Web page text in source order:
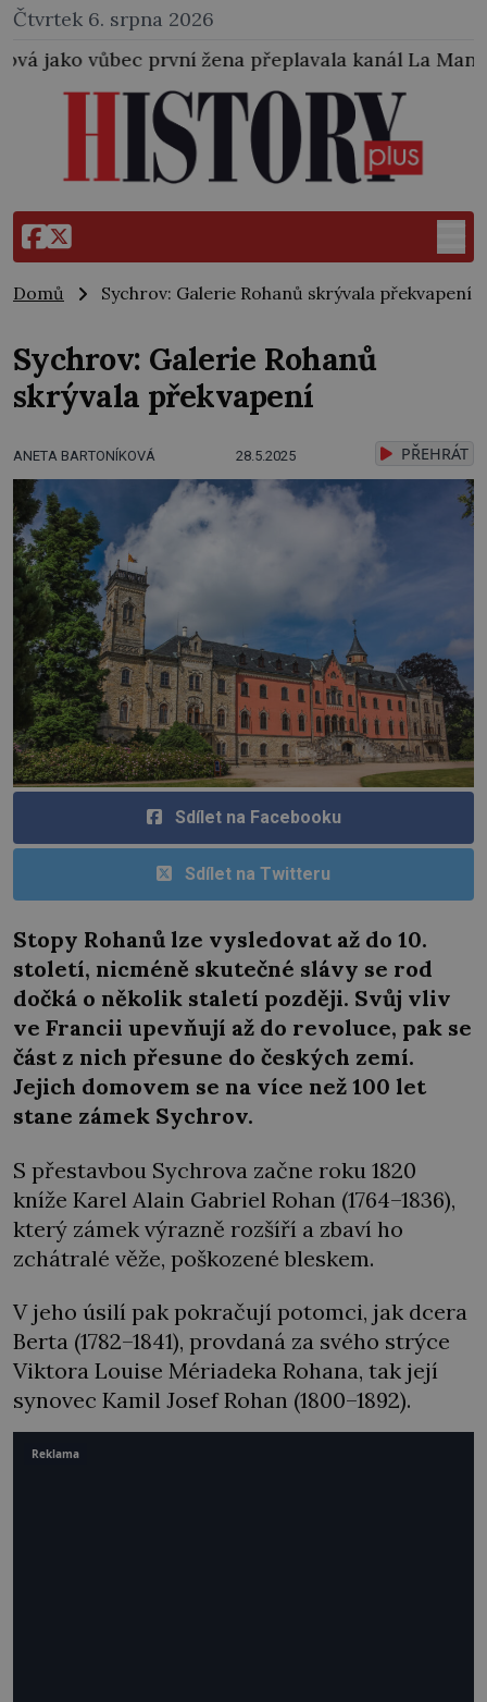
Čtvrtek 6. srpna 2026
přeplavala kanál La Manche. Zabralo jí to
Domů Sychrov: Galerie Rohanů skrývala překvapení
Sychrov: Galerie Rohanů
skrývala překvapení
ANETA BARTONÍKOVÁ 28.5.2025 PŘEHRÁT
Sdílet na Facebooku
Sdílet na Twitteru
Stopy Rohanů lze vysledovat až do 10.
století, nicméně skutečné slávy se rod
dočká o několik staletí později. Svůj vliv
ve Francii upevňují až do revoluce, pak se
část z nich přesune do českých zemí.
Jejich domovem se na více než 100 let
stane zámek Sychrov.
S přestavbou Sychrova začne roku 1820
kníže Karel Alain Gabriel Rohan (1764–1836),
který zámek výrazně rozšíří a zbaví ho
zchátralé věže, poškozené bleskem.
V jeho úsilí pak pokračují potomci, jak dcera
Berta (1782–1841), provdaná za svého strýce
Viktora Louise Mériadeka Rohana, tak její
synovec Kamil Josef Rohan (1800–1892).
Reklama